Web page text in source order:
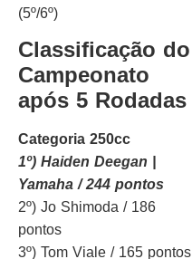
(5º/6º)
Classificação do
Campeonato
após 5 Rodadas
Categoria 250cc
1º) Haiden Deegan |
Yamaha / 244 pontos
2º) Jo Shimoda / 186
pontos
3º) Tom Viale / 165 pontos